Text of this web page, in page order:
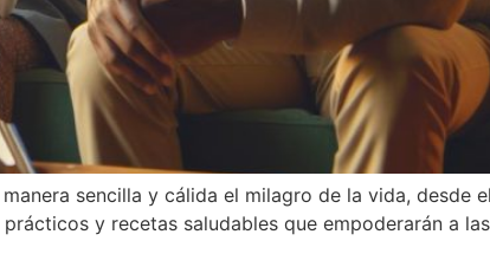
sencilla y cálida el milagro de la vida, desde
y recetas saludables que empoderarán a